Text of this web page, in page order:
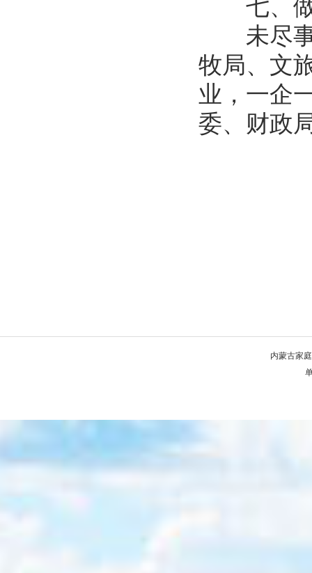
七、
未尽事
牧局、文
业，一企
委、财政
内蒙古家